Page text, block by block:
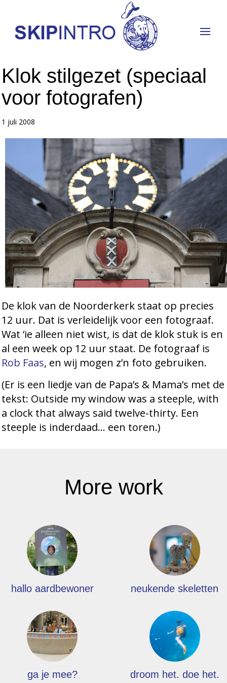
Klok stilgezet (speciaal
voor fotografen)
1 juli 2008
De klok van de Noorderkerk staat op precies
12 uur. Dat is verleidelijk voor een fotograaf.
Wat ‘ie alleen niet wist, is dat de klok stuk is en
al een week op 12 uur staat. De fotograaf is
Rob Faas, en wij mogen z’n foto gebruiken.
(Er is een liedje van de Papa’s & Mama’s met de
tekst: Outside my window was a steeple, with
a clock that always said twelve-thirty. Een
steeple is inderdaad… een toren.)
More work
hallo aardbewoner neukende skeletten
ga je mee? droom het. doe het.